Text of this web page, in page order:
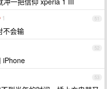
51
1
不会输
52
iPhone
53